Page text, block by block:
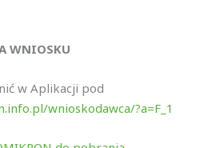
WNIOSKU
w Aplikacji pod
wnioskodawca/?a=F_1